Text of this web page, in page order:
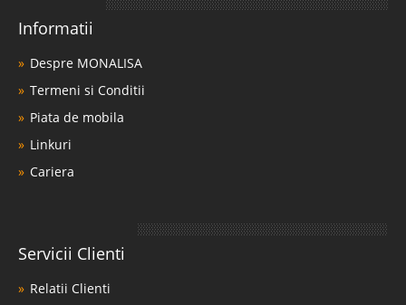
Informatii
Despre MONALISA
Termeni si Conditii
Piata de mobila
Linkuri
Cariera
Servicii Clienti
Relatii Clienti